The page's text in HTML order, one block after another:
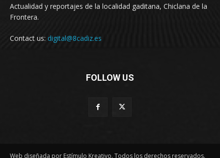
Actualidad y reportajes de la localidad gaditana, Chiclana de la
Frontera.
Contact us: digital@8cadiz.es
FOLLOW US
Web diseñada por Estímulo Kreativo. Todos los derechos reservados.